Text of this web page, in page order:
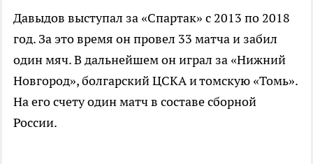
Давыдов выступал за «Спартак» с 2013 по 2018
год. За это время он провел 33 матча и забил
один мяч. В дальнейшем он играл за «Нижний
Новгород», болгарский ЦСКА и томскую «Томь».
На его счету один матч в составе сборной
России.